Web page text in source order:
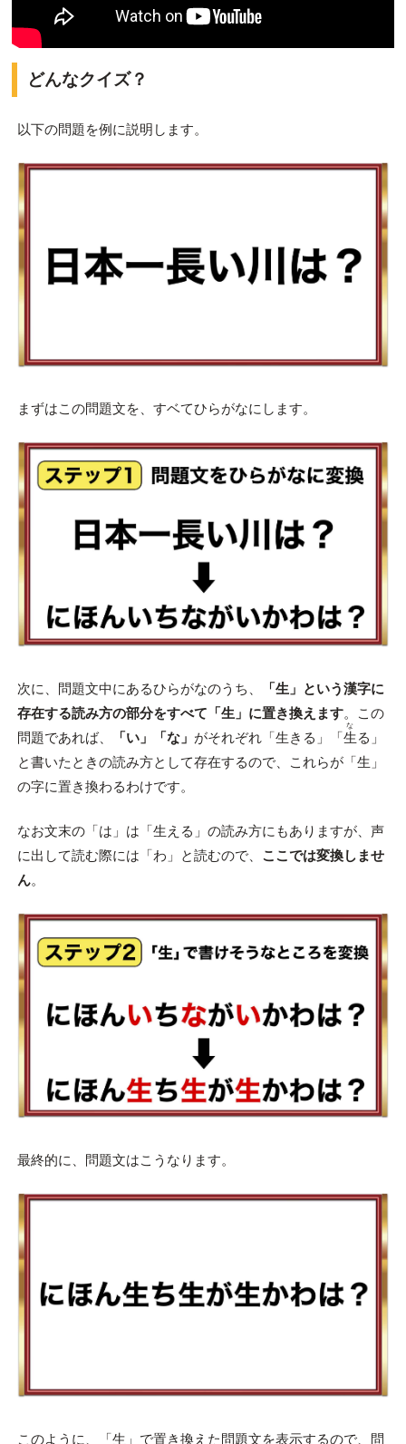
どんなクイズ？
以下の問題を例に説明します。
まずはこの問題文を、すベてひらがなにします。
次に、問題文中にあるひらがなのうち、
「生」という漢字に
存在する読み方の部分をすべて「生」に置き換えます。この
問題であれば、
「い」「な」 がそれぞれ「生きる」「生
な
る」
と書いたときの読み方として存在するので、これらが「生」
の字に置き換わるわけです。
なお文末の「は」は「生える」の読み方にもありますが、声
に出して読む際には「わ」と読むので、 ここでは変換しませ
ん。
最終的に、問題文はこうなります。
このように、「生」で置き換えた問題文を表示するので、問